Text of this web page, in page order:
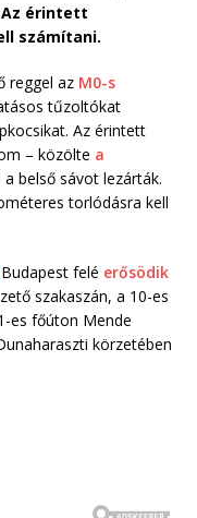
érintett
számítani.
reggel az M0-s
tűzoltókat
Az érintett
– közölte a
belső sávot lezárták.
torlódásra kell
Budapest felé erősödik
szakaszán, a 10-es
es főúton Mende
körzetében